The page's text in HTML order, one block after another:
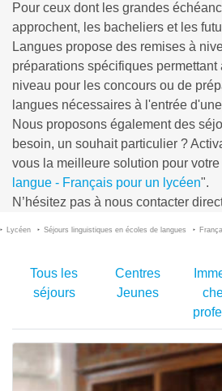
Pour ceux dont les grandes
approchent, les bacheliers et les
Langues propose des remises à
préparations spécifiques
niveau pour les concours ou de
langues nécessaires à l'entrée
Nous proposons également des
besoin, un souhait particulier ?
vous la meilleure solution pour
langue - Français pour un lycéen".
N’hésitez pas à nous contacter
Lycéen Séjours linguistiques en écoles de langues
Tous les
séjours
Centres
Jeunes